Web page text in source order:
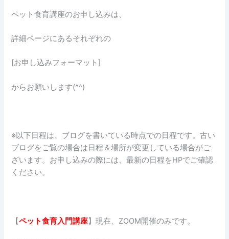
ペット食育講座のお申し込みは、
詳細ページにあるそれぞれの
[お申し込みフォーマット]
からお願いします(^^)
※以下日程は、ブログを書いている時点での日程です。古い
ブログをご覧の場合は日程＆場所が変更している場合がご
ざいます。お申し込みの際には、最新の日程をHPでご確認
ください。
【ペット食育入門講座】現在、ZOOM開催のみです。